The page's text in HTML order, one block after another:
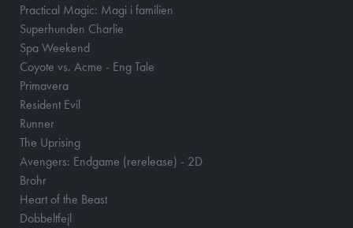
Practical Magic: Magi i familien
Superhunden Charlie
Spa Weekend
Coyote vs. Acme - Eng Tale
Primavera
Resident Evil
Runner
The Uprising
Avengers: Endgame (rerelease) - 2D
Brohr
Heart of the Beast
Dobbeltfejl